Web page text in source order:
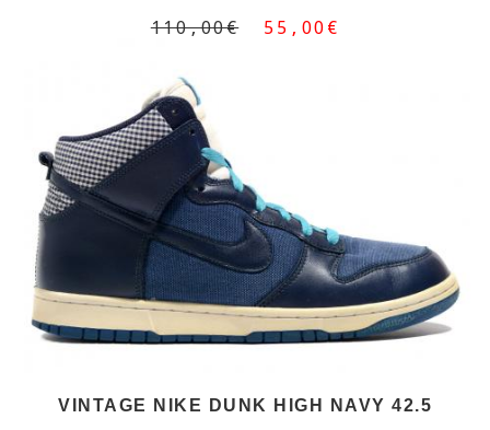
110,00€ 55,00€
VINTAGE NIKE DUNK HIGH NAVY 42.5